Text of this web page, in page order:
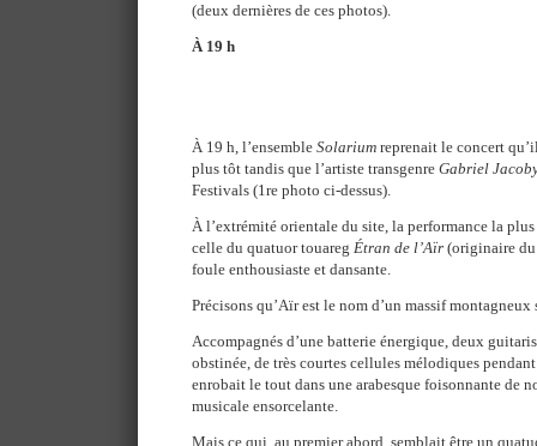
(deux dernières de ces photos).
À 19 h
À 19 h, l’ensemble Solarium reprenait le concert
plus tôt tandis que l’artiste transgenre Gabriel
Festivals (1re photo ci-dessus).
À l’extrémité orientale du site, la performance la
celle du quatuor touareg Étran de l’Aïr (originaire
foule enthousiaste et dansante.
Précisons qu’Aïr est le nom d’un massif montagneux
Accompagnés d’une batterie énergique, deux
obstinée, de très courtes cellules mélodiques
enrobait le tout dans une arabesque foisonnante de
musicale ensorcelante.
Mais ce qui, au premier abord, semblait être un